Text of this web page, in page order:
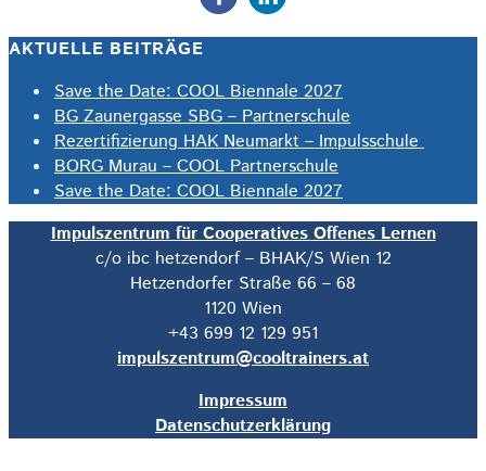
AKTUELLE BEITRÄGE
Save the Date: COOL Biennale 2027
BG Zaunergasse SBG – Partnerschule
Rezertifizierung HAK Neumarkt – Impulsschule
BORG Murau – COOL Partnerschule
Save the Date: COOL Biennale 2027
Impulszentrum für Cooperatives Offenes Lernen
c/o ibc hetzendorf – BHAK/S Wien 12
Hetzendorfer Straße 66 – 68
1120 Wien
+43 699 12 129 951
impulszentrum@cooltrainers.at
Impressum
Datenschutzerklärung